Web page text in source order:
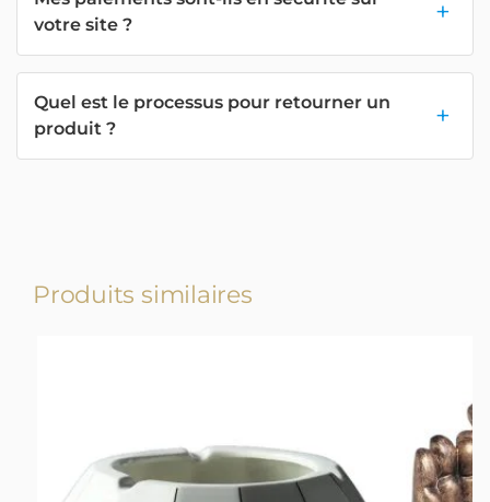
votre site ?
Quel est le processus pour retourner un
produit ?
Produits similaires